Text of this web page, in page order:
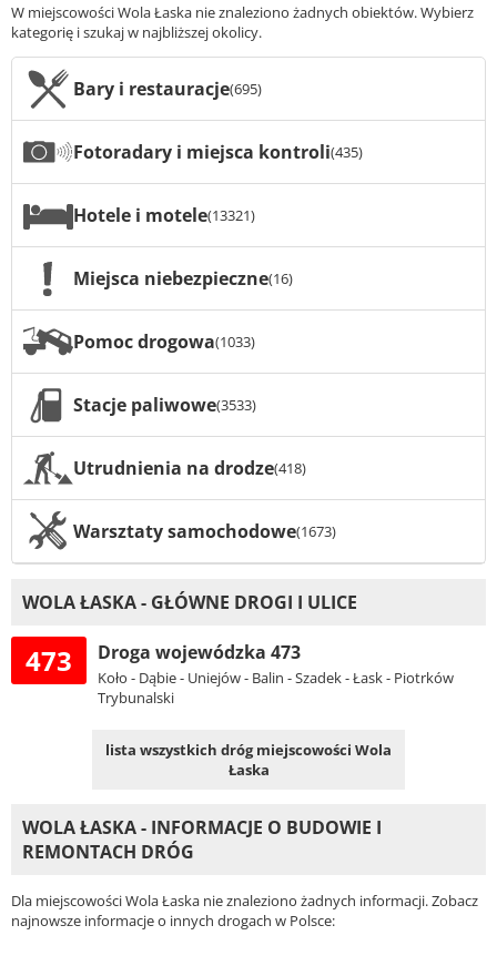
W miejscowości Wola Łaska nie znaleziono żadnych obiektów. Wybierz
kategorię i szukaj w najbliższej okolicy.
Bary i restauracje(695)
Fotoradary i miejsca kontroli(435)
Hotele i motele(13321)
Miejsca niebezpieczne(16)
Pomoc drogowa(1033)
Stacje paliwowe(3533)
Utrudnienia na drodze(418)
Warsztaty samochodowe(1673)
WOLA ŁASKA - GŁÓWNE DROGI I ULICE
473 Droga wojewódzka 473
Koło - Dąbie - Uniejów - Balin - Szadek - Łask - Piotrków
Trybunalski
lista wszystkich dróg miejscowości Wola
Łaska
WOLA ŁASKA - INFORMACJE O BUDOWIE I
REMONTACH DRÓG
Dla miejscowości Wola Łaska nie znaleziono żadnych informacji. Zobacz
najnowsze informacje o innych drogach w Polsce: